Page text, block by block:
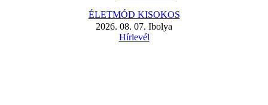
ÉLETMÓD KISOKOS
2026. 08. 07. Ibolya
Hírlevél